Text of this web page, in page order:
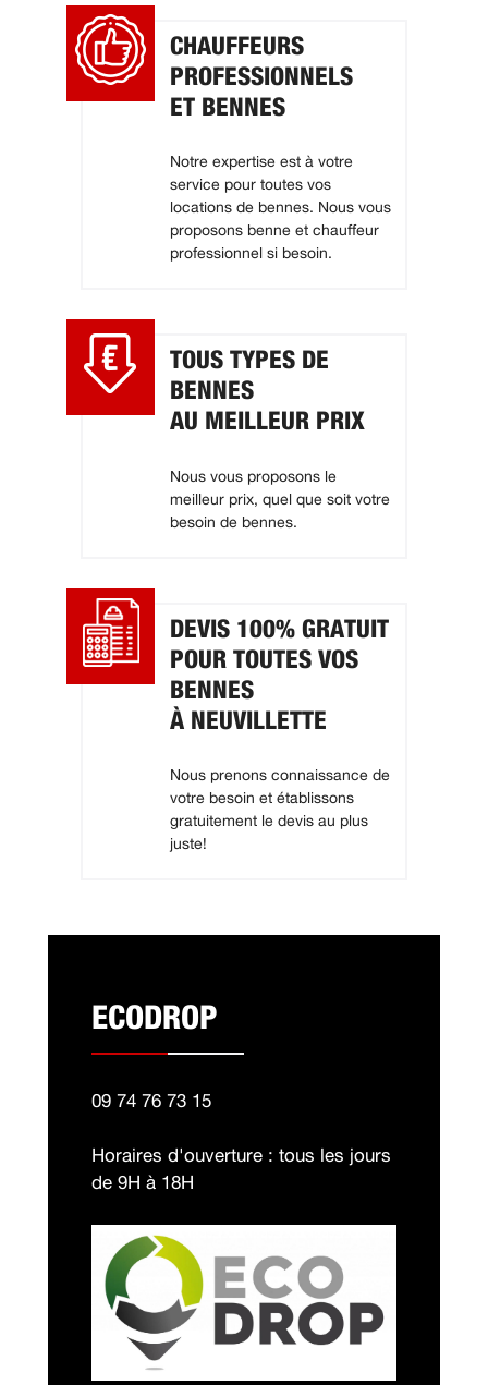
CHAUFFEURS
PROFESSIONNELS
ET BENNES
Notre expertise est à votre
service pour toutes vos
locations de bennes. Nous vous
proposons benne et chauffeur
professionnel si besoin.
TOUS TYPES DE
BENNES
AU MEILLEUR PRIX
Nous vous proposons le
meilleur prix, quel que soit votre
besoin de bennes.
DEVIS 100% GRATUIT
POUR TOUTES VOS
BENNES
À NEUVILLETTE
Nous prenons connaissance de
votre besoin et établissons
gratuitement le devis au plus
juste!
ECODROP
09 74 76 73 15
Horaires d'ouverture : tous les jours
de 9H à 18H